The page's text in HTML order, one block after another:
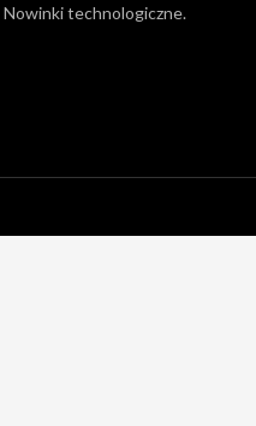
Nowinki technologiczne.